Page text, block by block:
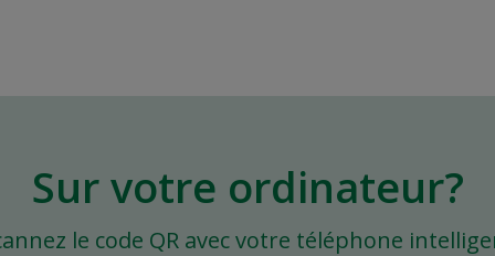
Sur votre ordinateur?
le code QR avec votre téléphone